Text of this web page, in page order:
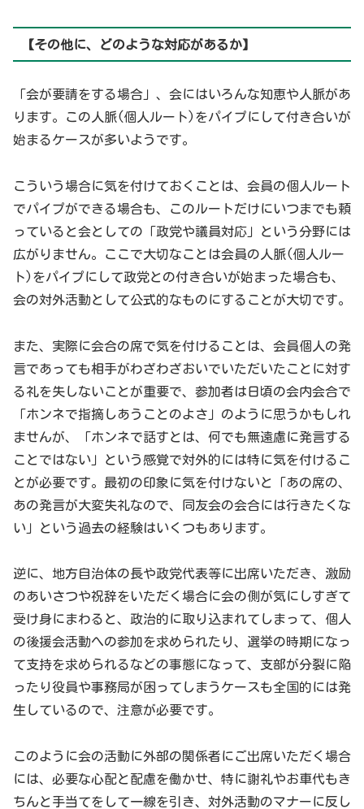
【その他に、どのような対応があるか】
「会が要請をする場合」、会にはいろんな知恵や人脈があ
ります。この人脈(個人ルート)をパイプにして付き合いが
始まるケースが多いようです。
こういう場合に気を付けておくことは、会員の個人ルート
でパイプができる場合も、このルートだけにいつまでも頼
っていると会としての「政党や議員対応」という分野には
広がりません。ここで大切なことは会員の人脈(個人ルー
ト)をパイプにして政党との付き合いが始まった場合も、
会の対外活動として公式的なものにすることが大切です。
また、実際に会合の席で気を付けることは、会員個人の発
言であっても相手がわざわざおいでいただいたことに対す
る礼を失しないことが重要で、参加者は日頃の会内会合で
「ホンネで指摘しあうことのよさ」のように思うかもしれ
ませんが、「ホンネで話すとは、何でも無遠慮に発言する
ことではない」という感覚で対外的には特に気を付けるこ
とが必要です。最初の印象に気を付けないと「あの席の、
あの発言が大変失礼なので、同友会の会合には行きたくな
い」という過去の経験はいくつもあります。
逆に、地方自治体の長や政党代表等に出席いただき、激励
のあいさつや祝辞をいただく場合に会の側が気にしすぎて
受け身にまわると、政治的に取り込まれてしまって、個人
の後援会活動への参加を求められたり、選挙の時期になっ
て支持を求められるなどの事態になって、支部が分裂に陥
ったり役員や事務局が困ってしまうケースも全国的には発
生しているので、注意が必要です。
このように会の活動に外部の関係者にご出席いただく場合
には、必要な心配と配慮を働かせ、特に謝礼やお車代もき
ちんと手当てをして一線を引き、対外活動のマナーに反し